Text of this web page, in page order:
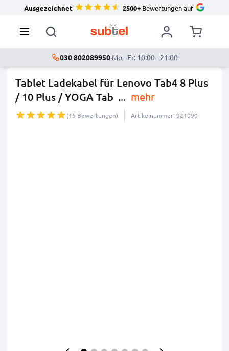
Ausgezeichnet 2500+Bewertungen auf
030 802089950·Mo - Fr: 10:00 - 21:00
Tablet Ladekabel für Lenovo Tab4 8 Plus
/ 10 Plus / YOGA Tab ... mehr
(15 Bewertungen) Artikelnummer: 921090